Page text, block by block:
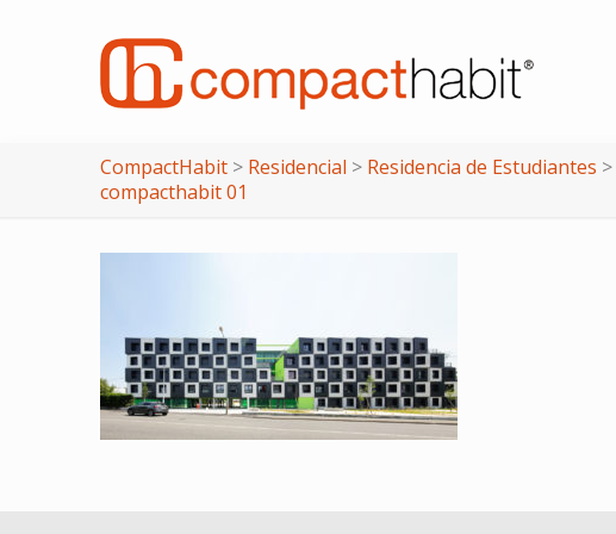
CompactHabit > Residencial > Residencia de Estudiantes >
compacthabit 01